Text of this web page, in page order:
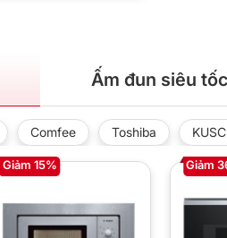
Ấm đun siêu tốc
Comfee Toshiba
Giảm 15% Giảm